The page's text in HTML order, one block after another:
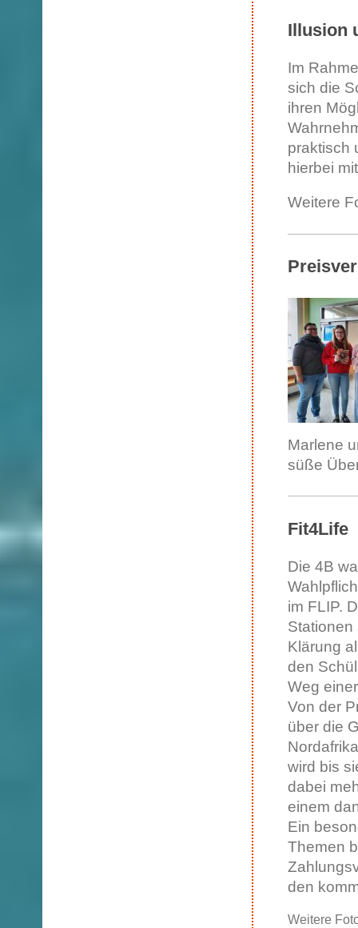
Illusion
Im
sich die
ihren
praktisch
hierbei
Weitere
Marlene
süße
Fit4Life
Die 4B
im FLIP.
Stationen
Klärung
den
Weg
Von der
über die
wird bis
dabei
einem
Ein
Themen
den
Weitere